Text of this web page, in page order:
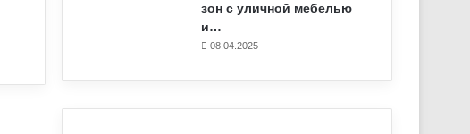
зон с уличной мебелью
и…
08.04.2025